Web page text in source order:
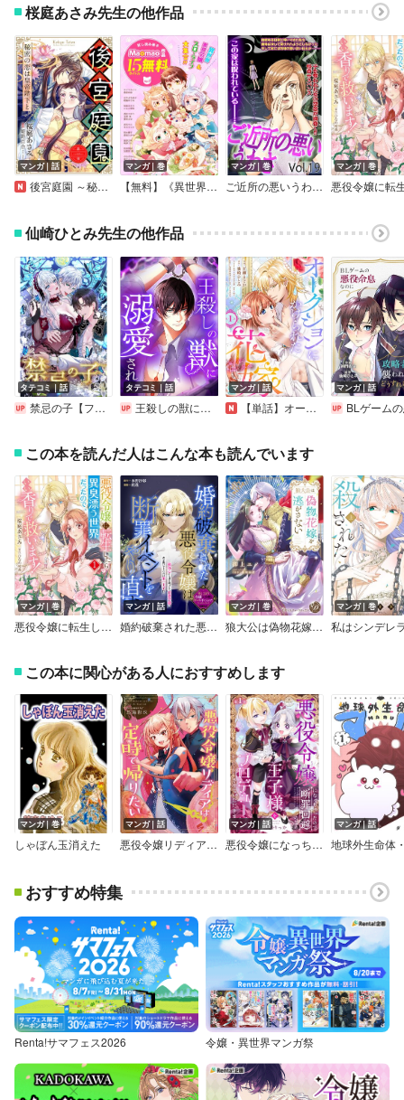
桜庭あさみ先生の他作品
マンガ｜話
後宮庭園 ～秘密の恋は皇帝陛下と～【単話版】
マンガ｜巻
【無料】《異世界＆スローライフ＆悪役令嬢》が大集合！！ Maomao作品試し読み冊子 Vol.1
マンガ｜巻
ご近所の悪いうわさ vol.19
マンガ｜巻
仙崎ひとみ先生の他作品
タテコミ｜話
禁忌の子【フルカラー】
タテコミ｜話
王殺しの獣に溺愛された【フルカラー】
マンガ｜話
【単話】オークションにかけられた花嫁
マンガ｜話
BLゲームの悪役令息なのに攻略者に襲われるのだがどう
この本を読んだ人はこんな本も読んでいます
マンガ｜巻
悪役令嬢に転生したら異臭漂う世界だったので、いい香りで救います！【コミックス単行本版】【電子限定特典付】
マンガ｜話
婚約破棄された悪役令嬢は断罪イベントをやり直す
マンガ｜巻
狼大公は偽物花嫁を逃がさない【単行本版限定描きおろし付き】
マンガ｜巻
この本に関心がある人におすすめします
マンガ｜巻
しゃぼん玉消えた
マンガ｜話
悪役令嬢リディアは定時で帰りたい
マンガ｜話
悪役令嬢になっちゃったので断罪回避のため王子様をプロデュースさせていただきます！【マイクロ】
マンガ｜話
地球外生命体
おすすめ特集
Renta!サマフェス2026 令嬢・異世界マンガ祭